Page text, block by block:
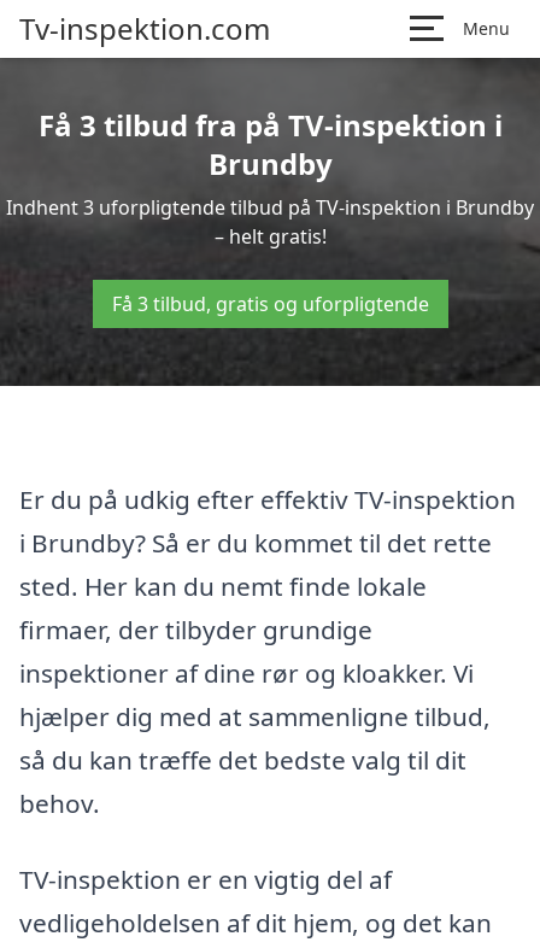
Tv-inspektion.com Menu
Få 3 tilbud fra på TV-inspektion i
Brundby
Indhent 3 uforpligtende tilbud på TV-inspektion i Brundby
– helt gratis!
Få 3 tilbud, gratis og uforpligtende
Er du på udkig efter effektiv TV-inspektion
i Brundby? Så er du kommet til det rette
sted. Her kan du nemt finde lokale
firmaer, der tilbyder grundige
inspektioner af dine rør og kloakker. Vi
hjælper dig med at sammenligne tilbud,
så du kan træffe det bedste valg til dit
behov.
TV-inspektion er en vigtig del af
vedligeholdelsen af dit hjem, og det kan